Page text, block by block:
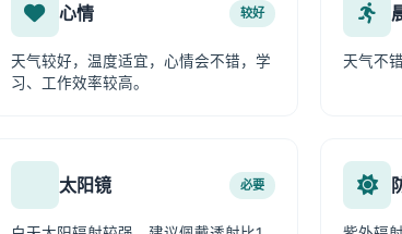
心情 较好
天气较好，温度适宜，心情会不错，学
习、工作效率较高。
天气不
太阳镜 必要